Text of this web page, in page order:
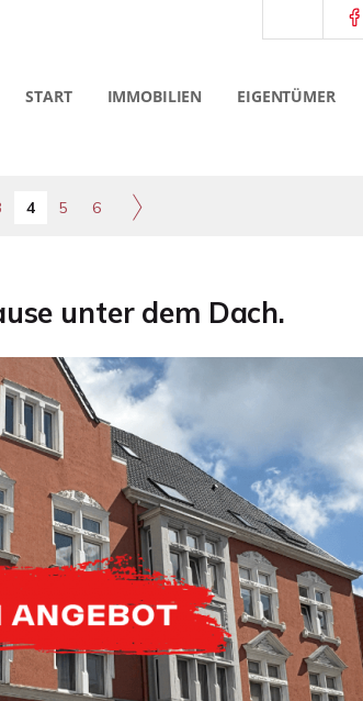
START IMMOBILIEN EIGENTÜMER
4 5 6
unter dem Dach.